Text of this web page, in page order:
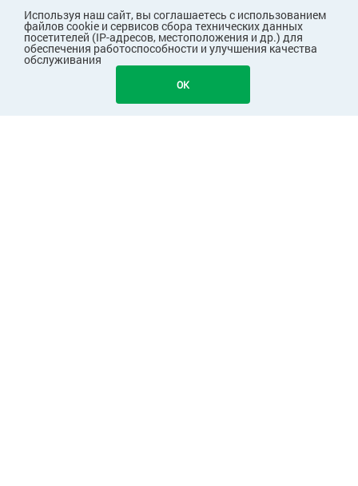
В КОРЗИНУ 3233
Используя наш сайт, вы соглашаетесь с использованием
файлов cookie и сервисов сбора технических данных
посетителей (IP-адресов, местоположения и др.) для
обеспечения работоспособности и улучшения качества
обслуживания
OK